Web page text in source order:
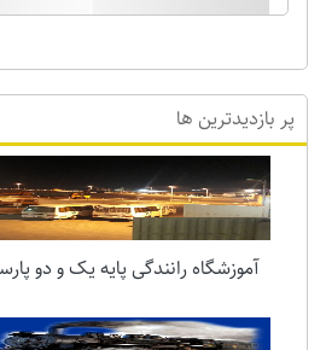
پر بازدیدترین ها
آموزشگاه رانندگی پایه یک و دو